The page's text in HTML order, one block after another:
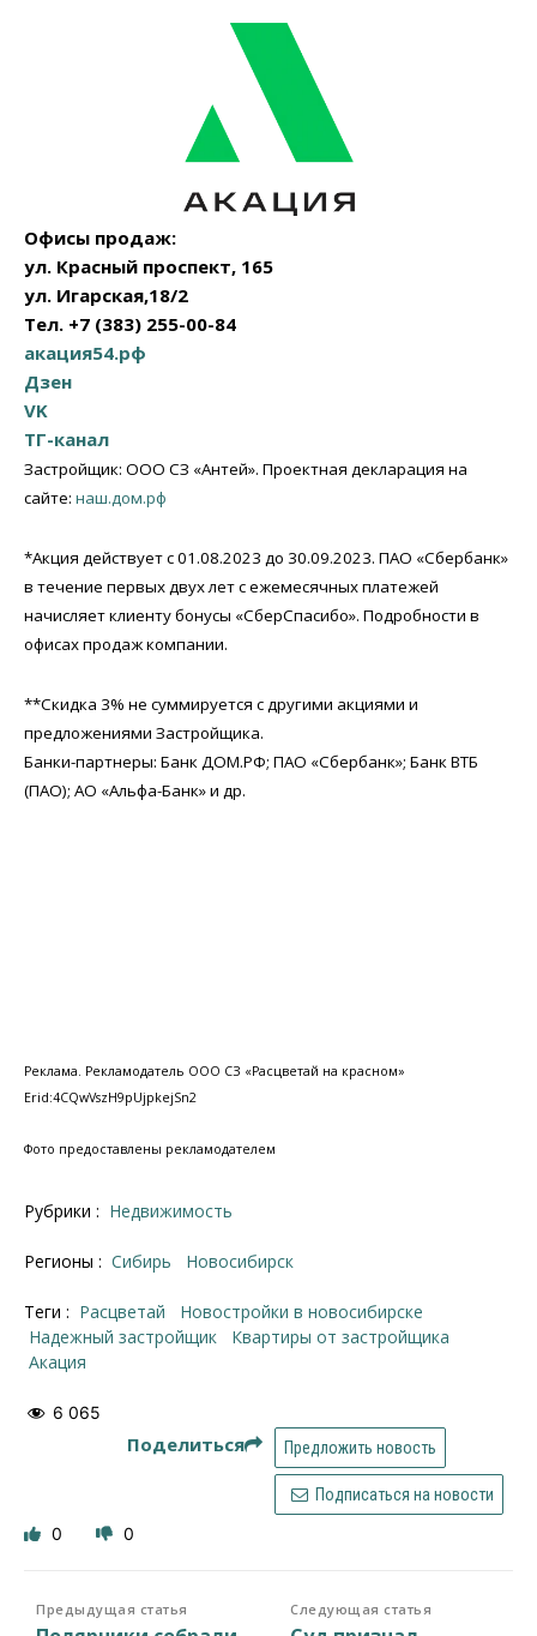
Офисы продаж:
ул. Красный проспект, 165
ул. Игарская,18/2
Тел. +7 (383) 255-00-84
акация54.рф
Дзен
VK
ТГ-канал
Застройщик: ООО СЗ «Антей». Проектная декларация на
сайте: наш.дом.рф
*Акция действует с 01.08.2023 до 30.09.2023. ПАО «Сбербанк»
в течение первых двух лет с ежемесячных платежей
начисляет клиенту бонусы «СберСпасибо». Подробности в
офисах продаж компании.
**Скидка 3% не суммируется с другими акциями и
предложениями Застройщика.
Банки-партнеры: Банк ДОМ.РФ; ПАО «Сбербанк»; Банк ВТБ
(ПАО); АО «Альфа-Банк» и др.
Реклама. Рекламодатель ООО СЗ «Расцветай на красном»
Erid:4CQwVszH9pUjpkejSn2
Фото предоставлены рекламодателем
Рубрики : Недвижимость
Регионы : Сибирь Новосибирск
Теги : Расцветай
новостройки в новосибирске
надежный застройщик
квартиры от застройщика
Акация
6 065
Поделиться Предложить новость
Подписаться на новости
0 0
Предыдущая статья Следующая статья